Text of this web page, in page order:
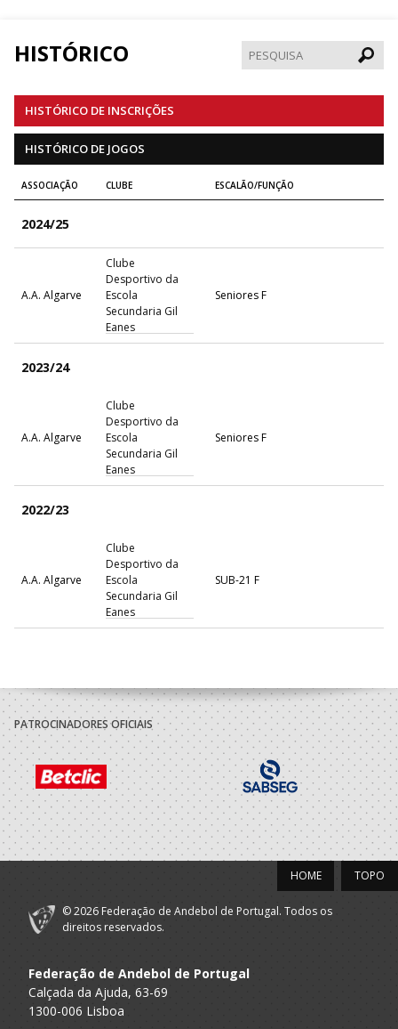
HISTÓRICO
HISTÓRICO DE INSCRIÇÕES
HISTÓRICO DE JOGOS
ASSOCIAÇÃO CLUBE ESCALÃO/FUNÇÃO
2024/25
A.A. Algarve
Clube
Desportivo da
Escola
Secundaria Gil
Eanes
Seniores F
2023/24
A.A. Algarve
Clube
Desportivo da
Escola
Secundaria Gil
Eanes
Seniores F
2022/23
A.A. Algarve
Clube
Desportivo da
Escola
Secundaria Gil
Eanes
SUB-21 F
A.A. Algarve
Clube
Desportivo da
Escola
Secundaria Gil
Eanes
SUB-20 F / Seniores F
2020/21
A.A. Algarve
Clube
Desportivo da
Escola
SUB-18 F / Seniores F
2019/20
A.A. Algarve
Clube
Desportivo da
Escola
PATROCINADORES OFICIAIS
TOPO
HOME
© 2026 Federação de Andebol de Portugal. Todos os
direitos reservados.
Federação de Andebol de Portugal
Calçada da Ajuda, 63-69
1300-006 Lisboa